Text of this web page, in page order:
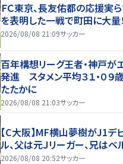
ＦＣ東京、長友佑都の応援
を表明した一戦で町田に大量
2026/08/08 21:09サッカー
百年構想リーグ王者・神戸が
発進 スタメン平均３１・０９
たたかに
2026/08/08 21:03サッカー
【C大阪】MF横山夢樹がJ1デ
ル、父は元Ｊリーガー、兄は
2026/08/08 20:52サッカー